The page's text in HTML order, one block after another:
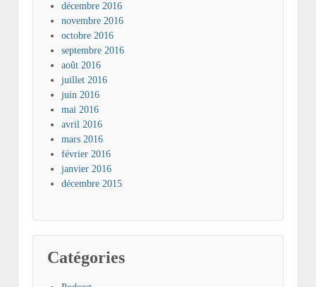
décembre 2016
novembre 2016
octobre 2016
septembre 2016
août 2016
juillet 2016
juin 2016
mai 2016
avril 2016
mars 2016
février 2016
janvier 2016
décembre 2015
Catégories